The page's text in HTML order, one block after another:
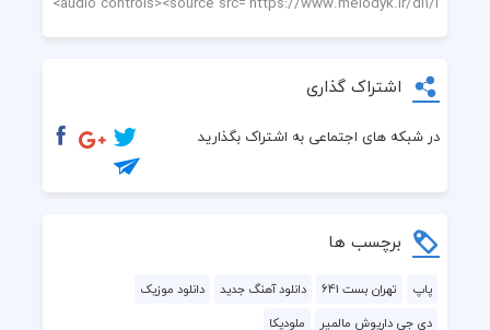
اشتراک گذاری
در شبکه های اجتماعی به اشتراک بگذارید
برچسب ها
پاپ تهران بست 641 دانلود آهنگ جدید
دانلود موزیک
دی جی داریوش مالمیر
ملودیکا